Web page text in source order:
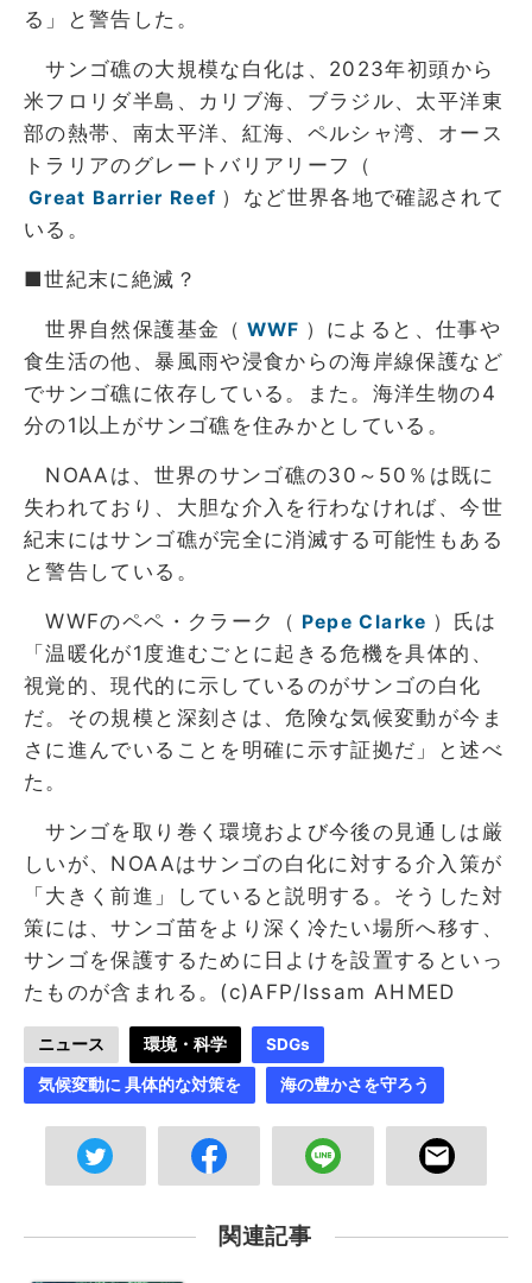
る」と警告した。
サンゴ礁の大規模な白化は、2023年初頭から
米フロリダ半島、カリブ海、ブラジル、太平洋東
部の熱帯、南太平洋、紅海、ペルシャ湾、オース
トラリアのグレートバリアリーフ（
Great Barrier Reef ）など世界各地で確認されて
いる。
■世紀末に絶滅？
世界自然保護基金（ WWF ）によると、仕事や
食生活の他、暴風雨や浸食からの海岸線保護など
でサンゴ礁に依存している。また。海洋生物の4
分の1以上がサンゴ礁を住みかとしている。
NOAAは、世界のサンゴ礁の30～50％は既に
失われており、大胆な介入を行わなければ、今世
紀末にはサンゴ礁が完全に消滅する可能性もある
と警告している。
WWFのペペ・クラーク（ Pepe Clarke ）氏は
「温暖化が1度進むごとに起きる危機を具体的、
視覚的、現代的に示しているのがサンゴの白化
だ。その規模と深刻さは、危険な気候変動が今ま
さに進んでいることを明確に示す証拠だ」と述べ
た。
サンゴを取り巻く環境および今後の見通しは厳
しいが、NOAAはサンゴの白化に対する介入策が
「大きく前進」していると説明する。そうした対
策には、サンゴ苗をより深く冷たい場所へ移す、
サンゴを保護するために日よけを設置するといっ
たものが含まれる。(c)AFP/Issam AHMED
ニュース 環境・科学 SDGs
気候変動に 具体的な対策を 海の豊かさを守ろう
関連記事